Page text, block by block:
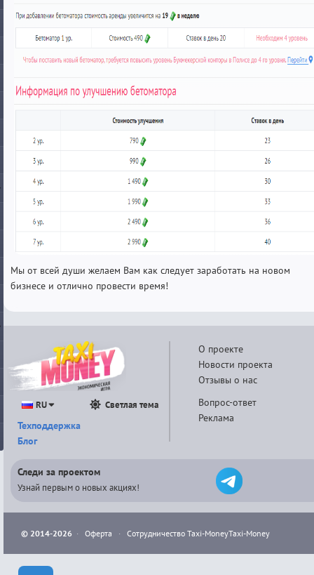
Мы от всей души желаем Вам как следует заработать на новом
бизнесе и отлично провести время!
О проекте
Новости проекта
Отзывы о нас
Вопрос-ответ
Реклама
RU Светлая тема
Техподдержка
Блог
Следи за проектом
Узнай первым о новых акциях!
© 2014-2026 · Оферта · Сотрудничество Taxi-MoneyTaxi-Money